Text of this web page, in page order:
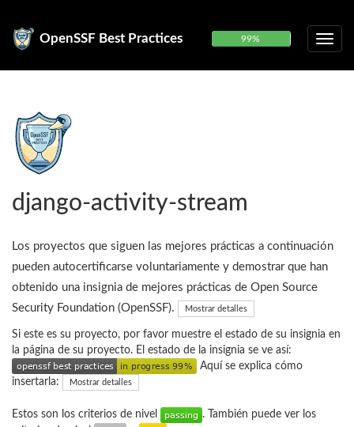
OpenSSF Best Practices 99%
django-activity-stream
Los proyectos que siguen las mejores prácticas a continuación
pueden autocertificarse voluntariamente y demostrar que han
obtenido una insignia de mejores prácticas de Open Source
Security Foundation (OpenSSF).
Mostrar detalles
Si este es su proyecto, por favor muestre el estado de su insignia en
la página de su proyecto. El estado de la insignia se ve así:
Aquí se explica cómo
insertarla:
Mostrar detalles
Estos son los criterios de nivel
. También puede ver los